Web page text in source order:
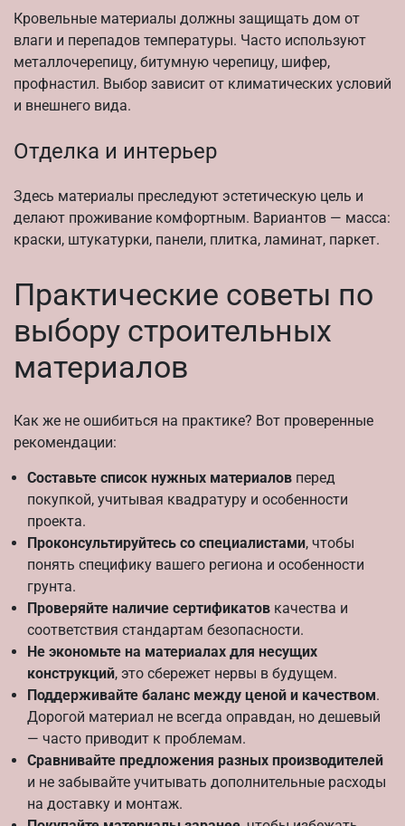
Кровельные материалы должны защищать дом от
влаги и перепадов температуры. Часто используют
металлочерепицу, битумную черепицу, шифер,
профнастил. Выбор зависит от климатических условий
и внешнего вида.
Отделка и интерьер
Здесь материалы преследуют эстетическую цель и
делают проживание комфортным. Вариантов — масса:
краски, штукатурки, панели, плитка, ламинат, паркет.
Практические советы по
выбору строительных
материалов
Как же не ошибиться на практике? Вот проверенные
рекомендации:
Составьте список нужных материалов перед
покупкой, учитывая квадратуру и особенности
проекта.
Проконсультируйтесь со специалистами, чтобы
понять специфику вашего региона и особенности
грунта.
Проверяйте наличие сертификатов качества и
соответствия стандартам безопасности.
Не экономьте на материалах для несущих
конструкций, это сбережет нервы в будущем.
Поддерживайте баланс между ценой и качеством.
Дорогой материал не всегда оправдан, но дешевый
— часто приводит к проблемам.
Сравнивайте предложения разных производителей
и не забывайте учитывать дополнительные расходы
на доставку и монтаж.